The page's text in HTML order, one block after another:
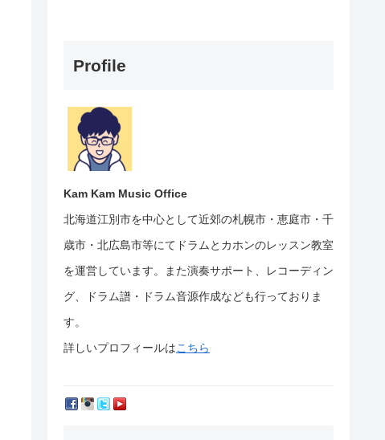
Profile
Kam Kam Music Office
北海道江別市を中心として近郊の札幌市・恵庭市・千
歳市・北広島市等にて ドラムとカホンのレッスン教室
を運営しています。
また演奏サポート、レコーディン
グ、ドラム譜・ドラム音源作成なども行っておりま
す。
詳しいプロフィールはこちら